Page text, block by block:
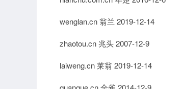
wenglan.cn 翁兰 2019-12-14
zhaotou.cn 兆头 2007-12-9
laiweng.cn 莱翁 2019-12-14